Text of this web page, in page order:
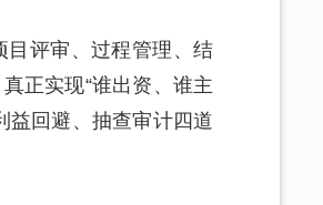
目评审、过程管理、结
正实现“谁出资、谁主
益回避、抽查审计四道